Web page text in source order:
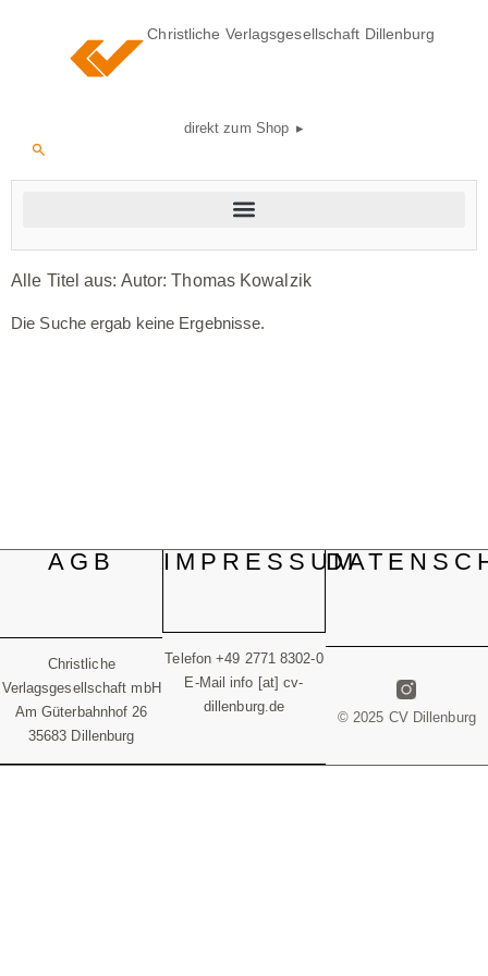
Christliche Verlagsgesellschaft Dillenburg
direkt zum Shop ▸
Alle Titel aus: Autor:Thomas Kowalzik
Die Suche ergab keine Ergebnisse.
AGB
Christliche
Verlagsgesellschaft mbH
Am Güterbahnhof 26
35683 Dillenburg
IMPRESSUM
Telefon +49 2771 8302-0
E-Mail info [at] cv-
dillenburg.de
© 2025 CV Dillenburg